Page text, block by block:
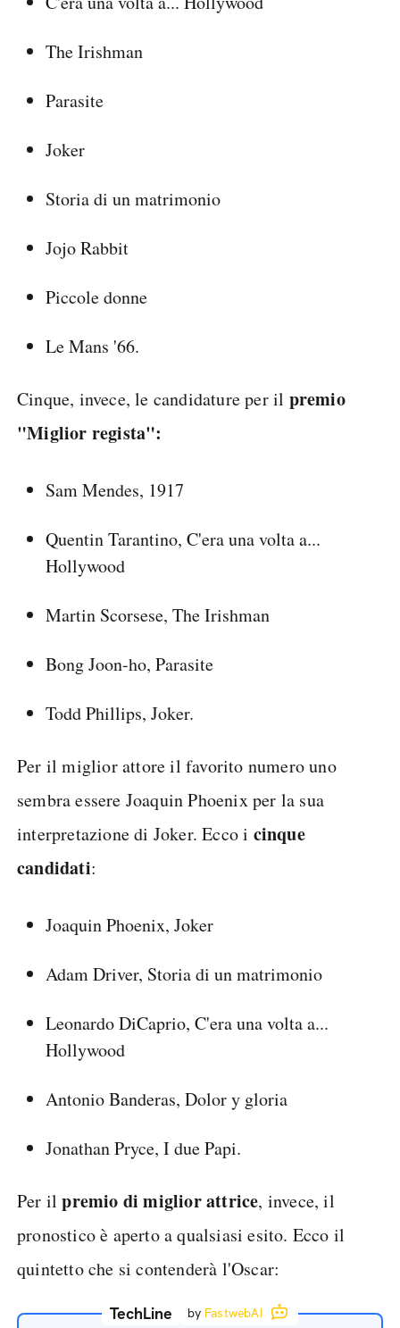
The Irishman
Parasite
Joker
Storia di un matrimonio
Jojo Rabbit
Piccole donne
Le Mans '66.
Cinque, invece, le candidature per il premio
"Miglior regista":
Sam Mendes, 1917
Quentin Tarantino, C'era una volta a...
Hollywood
Martin Scorsese, The Irishman
Bong Joon-ho, Parasite
Todd Phillips, Joker.
Per il miglior attore il favorito numero uno
sembra essere Joaquin Phoenix per la sua
interpretazione di Joker. Ecco i cinque
candidati:
Joaquin Phoenix, Joker
Adam Driver, Storia di un matrimonio
Leonardo DiCaprio, C'era una volta a...
Hollywood
Antonio Banderas, Dolor y gloria
Jonathan Pryce, I due Papi.
Per ilpremio di miglior attrice, invece, il
pronostico è aperto a qualsiasi esito. Ecco il
quintetto che si contenderà l'Oscar:
TechLine by FastwebAI